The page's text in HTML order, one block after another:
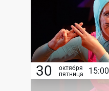
30
октября
пятница
15:00